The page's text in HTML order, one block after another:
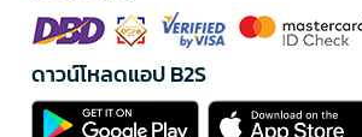
ดาวน์โหลดแอป B2S